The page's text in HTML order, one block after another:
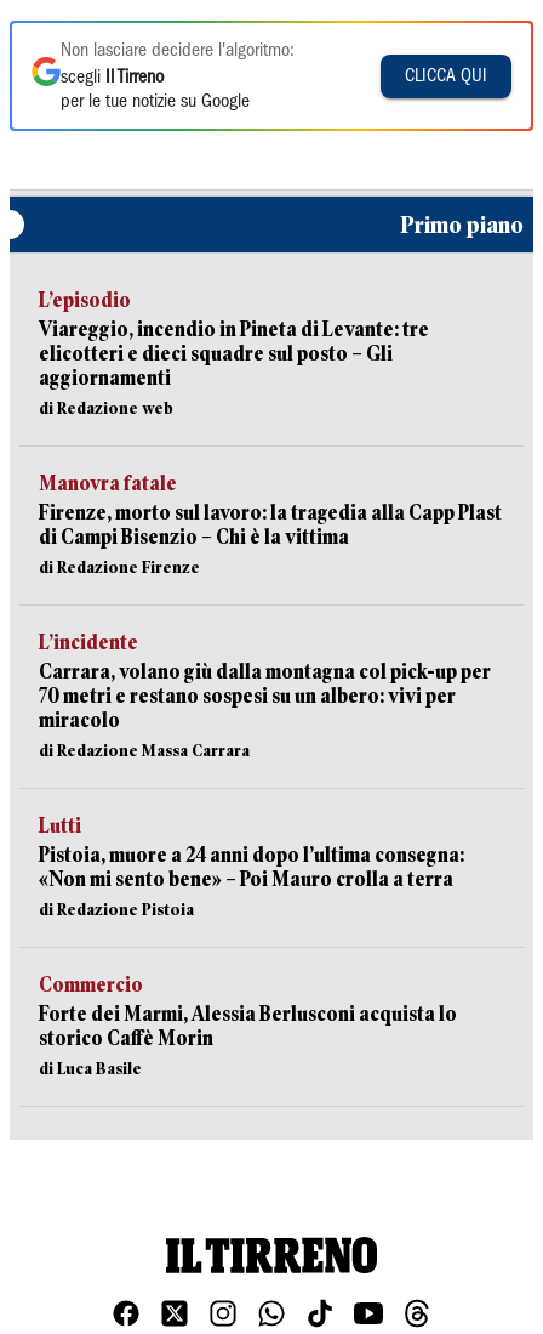
Non lasciare decidere l'algoritmo:
scegli
Il Tirreno
per le tue notizie su Google
CLICCA QUI
Primo piano
L’episodio
Viareggio, incendio in Pineta di Levante: tre
elicotteri e dieci squadre sul posto – Gli
aggiornamenti
di Redazione web
Manovra fatale
Firenze, morto sul lavoro: la tragedia alla Capp Plast
di Campi Bisenzio – Chi è la vittima
di Redazione Firenze
L’incidente
Carrara, volano giù dalla montagna col pick-up per
70 metri e restano sospesi su un albero: vivi per
miracolo
di Redazione Massa Carrara
Lutti
Pistoia, muore a 24 anni dopo l’ultima consegna:
«Non mi sento bene» – Poi Mauro crolla a terra
di Redazione Pistoia
Commercio
Forte dei Marmi, Alessia Berlusconi acquista lo
storico Caffè Morin
di Luca Basile